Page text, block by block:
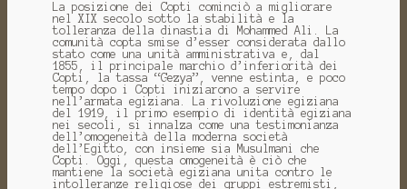
La posizione dei Copti cominciò a migliorare
nel XIX secolo sotto la stabilità e la
tolleranza della dinastia di Mohammed Ali. La
comunità copta smise d’esser considerata dallo
stato come una unità amministrativa e, dal
1855, il principale marchio d’inferiorità dei
Copti, la tassa “Gezya”, venne estinta, e poco
tempo dopo i Copti iniziarono a servire
nell’armata egiziana. La rivoluzione egiziana
del 1919, il primo esempio di identità egiziana
nei secoli, si innalza come una testimonianza
dell’omogeneità della moderna società
dell’Egitto, con insieme sia Musulmani che
Copti. Oggi, questa omogeneità è ciò che
mantiene la società egiziana unita contro le
intolleranze religiose dei gruppi estremisti,